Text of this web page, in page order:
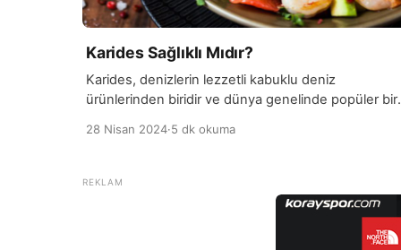
Karides Sağlıklı Mıdır?
Karides, denizlerin lezzetli kabuklu deniz
ürünlerinden biridir ve dünya genelinde popüler bir
vitaminler ve mineraller açısından zengin bir
kasların onarımı ve güçlenmesi için önemli bir besin
kaynağı olarak karidesin sağlıklı bir seçenek
28 Nisan 2024·5 dk okuma